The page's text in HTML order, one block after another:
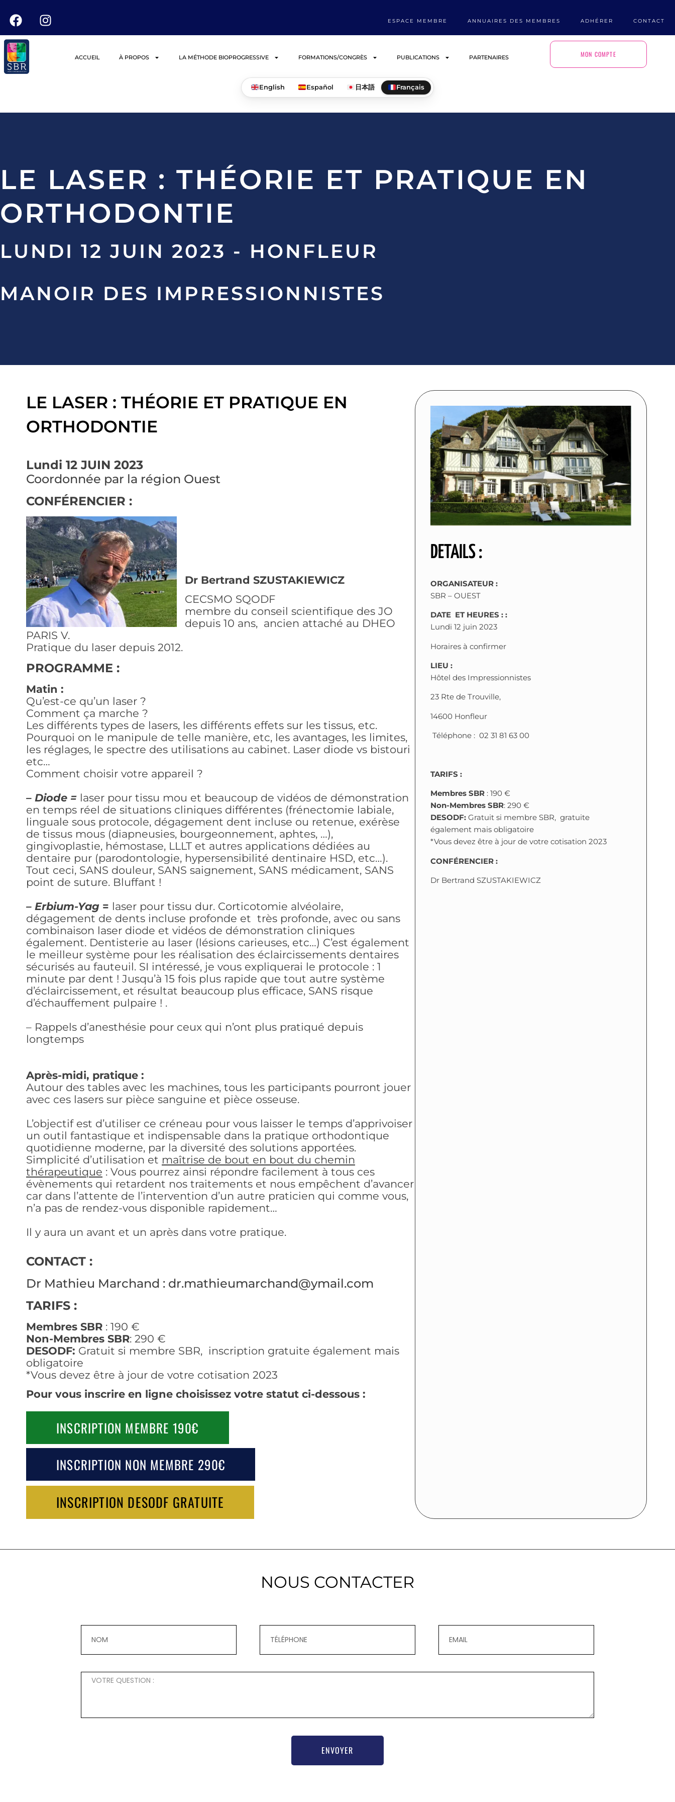
ESPACE MEMBRE ANNUAIRES DES MEMBRES ADHÉRER CONTACT
ACCUEIL À PROPOS LA MÉTHODE BIOPROGRESSIVE FORMATIONS/CONGRÈS PUBLICATIONS PARTENAIRES MON COMPTE
English Español 日本語 Français
LE LASER : THÉORIE ET PRATIQUE EN
ORTHODONTIE
LUNDI 12 JUIN 2023 - HONFLEUR
MANOIR DES IMPRESSIONNISTES
LE LASER : THÉORIE ET PRATIQUE EN
ORTHODONTIE
Lundi 12 JUIN 2023
Coordonnée par la région Ouest
CONFÉRENCIER :
Dr Bertrand SZUSTAKIEWICZ
CECSMO SQODF
membre du conseil scientifique des JO
depuis 10 ans, ancien attaché au DHEO
PARIS V.
Pratique du laser depuis 2012.
PROGRAMME :
Matin :
Qu’est-ce qu’un laser ?
Comment ça marche ?
Les différents types de lasers, les différents effets sur les tissus, etc.
Pourquoi on le manipule de telle manière, etc, les avantages, les limites,
les réglages, le spectre des utilisations au cabinet. Laser diode vs bistouri
etc…
Comment choisir votre appareil ?
– Diode = laser pour tissu mou et beaucoup de vidéos de démonstration
en temps réel de situations cliniques différentes (frénectomie labiale,
linguale sous protocole, dégagement dent incluse ou retenue, exérèse
de tissus mous (diapneusies, bourgeonnement, aphtes, …),
gingivoplastie, hémostase, LLLT et autres applications dédiées au
dentaire pur (parodontologie, hypersensibilité dentinaire HSD, etc…).
Tout ceci, SANS douleur, SANS saignement, SANS médicament, SANS
point de suture. Bluffant !
– Erbium-Yag = laser pour tissu dur. Corticotomie alvéolaire,
dégagement de dents incluse profonde et très profonde, avec ou sans
combinaison laser diode et vidéos de démonstration cliniques
également. Dentisterie au laser (lésions carieuses, etc…) C’est également
le meilleur système pour les réalisation des éclaircissements dentaires
sécurisés au fauteuil. SI intéressé, je vous expliquerai le protocole : 1
minute par dent ! Jusqu’à 15 fois plus rapide que tout autre système
d’éclaircissement, et résultat beaucoup plus efficace, SANS risque
d’échauffement pulpaire ! .
– Rappels d’anesthésie pour ceux qui n’ont plus pratiqué depuis
longtemps
Après-midi, pratique :
Autour des tables avec les machines, tous les participants pourront jouer
avec ces lasers sur pièce sanguine et pièce osseuse.
L’objectif est d’utiliser ce créneau pour vous laisser le temps d’apprivoiser
un outil fantastique et indispensable dans la pratique orthodontique
quotidienne moderne, par la diversité des solutions apportées.
Simplicité d’utilisation et maîtrise de bout en bout du chemin
thérapeutique : Vous pourrez ainsi répondre facilement à tous ces
évènements qui retardent nos traitements et nous empêchent d’avancer
car dans l’attente de l’intervention d’un autre praticien qui comme vous,
n’a pas de rendez-vous disponible rapidement…
Il y aura un avant et un après dans votre pratique.
CONTACT :
Dr Mathieu Marchand : dr.mathieumarchand@ymail.com
TARIFS :
Membres SBR : 190 €
Non-Membres SBR: 290 €
DESODF: Gratuit si membre SBR, inscription gratuite également mais
obligatoire
*Vous devez être à jour de votre cotisation 2023
Pour vous inscrire en ligne choisissez votre statut ci-dessous :
INSCRIPTION MEMBRE 190€
INSCRIPTION NON MEMBRE 290€
INSCRIPTION DESODF GRATUITE
DETAILS :
ORGANISATEUR :
SBR – OUEST
DATE ET HEURES : :
Lundi 12 juin 2023
Horaires à confirmer
LIEU :
Hôtel des Impressionnistes
23 Rte de Trouville,
14600 Honfleur
Téléphone : 02 31 81 63 00
TARIFS :
Membres SBR : 190 €
Non-Membres SBR: 290 €
DESODF: Gratuit si membre SBR, gratuite
également mais obligatoire
*Vous devez être à jour de votre cotisation 2023
CONFÉRENCIER :
Dr Bertrand SZUSTAKIEWICZ
NOUS CONTACTER
ENVOYER